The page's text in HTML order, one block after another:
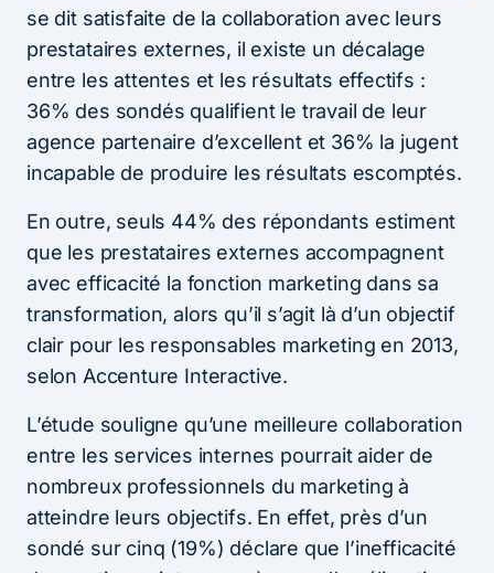
se dit satisfaite de la collaboration avec leurs
prestataires externes, il existe un décalage
entre les attentes et les résultats effectifs :
36% des sondés qualifient le travail de leur
agence partenaire d’excellent et 36% la jugent
incapable de produire les résultats escomptés.
En outre, seuls 44% des répondants estiment
que les prestataires externes accompagnent
avec efficacité la fonction marketing dans sa
transformation, alors qu’il s’agit là d’un objectif
clair pour les responsables marketing en 2013,
selon Accenture Interactive.
L’étude souligne qu’une meilleure collaboration
entre les services internes pourrait aider de
nombreux professionnels du marketing à
atteindre leurs objectifs. En effet, près d’un
sondé sur cinq (19%) déclare que l’inefficacité